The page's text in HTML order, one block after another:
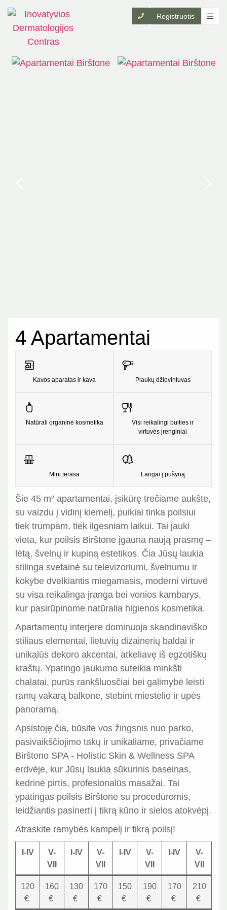
Registruotis
4 Apartamentai
Kavos aparatas ir kava Plaukų džiovintuvas
Natūrali organinė kosmetika
Visi reikalingi buities ir
virtuvės įrenginiai
Mini terasa Langai į pušyną
Šie 45 m² apartamentai, įsikūrę trečiame aukšte,
su vaizdu į vidinį kiemelį, puikiai tinka poilsiui
tiek trumpam, tiek ilgesniam laikui. Tai jauki
vieta, kur poilsis Birštone įgauna naują prasmę –
lėtą, švelnų ir kupiną estetikos. Čia Jūsų laukia
stilinga svetainė su televizoriumi, švelnumu ir
kokybe dvelkiantis miegamasis, moderni virtuvė
su visa reikalinga įranga bei vonios kambarys,
kur pasirūpinome natūralia higienos kosmetika.
Apartamentų interjere dominuoja skandinaviško
stiliaus elementai, lietuvių dizainerių baldai ir
unikalūs dekoro akcentai, atkeliavę iš egzotiškų
kraštų. Ypatingo jaukumo suteikia minkšti
chalatai, purūs rankšluosčiai bei galimybė leisti
ramų vakarą balkone, stebint miestelio ir upės
panoramą.
Apsistoję čia, būsite vos žingsnis nuo parko,
pasivaikščiojimo takų ir unikaliame, privačiame
Birštono SPA - Holistic Skin & Wellness SPA
erdvėje, kur Jūsų laukia sūkurinis baseinas,
kedrinė pirtis, profesionalūs masažai. Tai
ypatingas poilsis Birštone su procedūromis,
leidžiantis pasinerti į tikrą kūno ir sielos atokvėpį.
Atraskite ramybės kampelį ir tikrą poilsį!
I-IV
V-
VII
I-IV
V-
VII
I-IV
V-
VII
I-IV
V-
VII
120
€
160
€
130
€
170
€
150
€
190
€
170
€
210
€